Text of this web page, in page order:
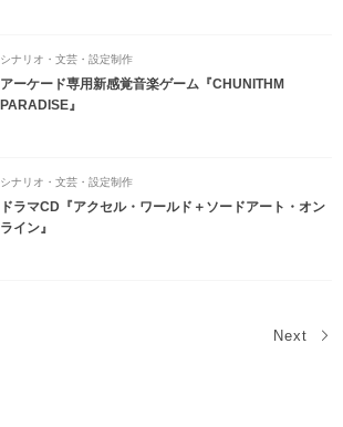
シナリオ・文芸・設定制作
アーケード専用新感覚音楽ゲーム『CHUNITHM
PARADISE』
シナリオ・文芸・設定制作
ドラマCD『アクセル・ワールド＋ソードアート・オン
ライン』
Next